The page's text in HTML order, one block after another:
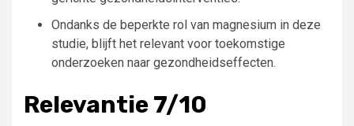
Ondanks de beperkte rol van magnesium in deze
studie, blijft het relevant voor toekomstige
onderzoeken naar gezondheidseffecten.
Relevantie 7/10